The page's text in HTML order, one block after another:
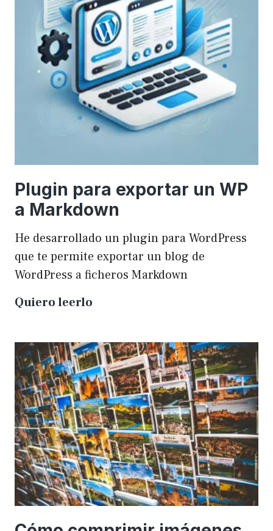
Plugin para exportar un WP
a Markdown
He desarrollado un plugin para WordPress
que te permite exportar un blog de
WordPress a ficheros Markdown
Quiero leerlo
exportar
un
WP
a
Markdown